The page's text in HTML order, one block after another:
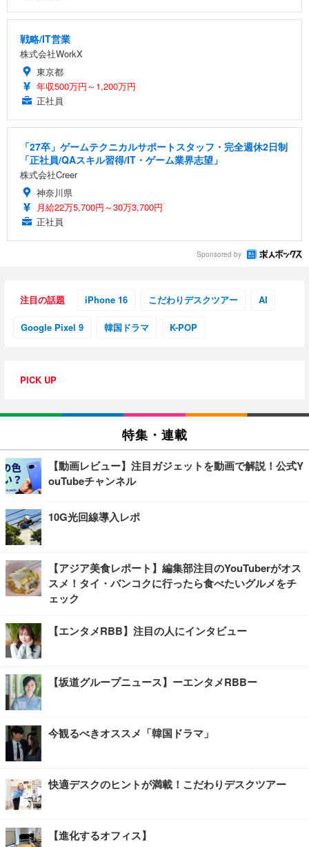
戦略/IT営業
株式会社WorkX
東京都
年収500万円～1,200万円
正社員
「27卒」ゲームテクニカルサポートスタッフ・完全週休2日制
「正社員/QAスキル習得/IT・ゲーム業界志望」
株式会社Creer
神奈川県
月給22万5,700円～30万3,700円
正社員
Sponsored by
注目の話題 iPhone 16 こだわりデスクツアー AI
Google Pixel 9 韓国ドラマ K-POP
PICK UP
特集・連載
【動画レビュー】注目ガジェットを動画で解説！公式Y
ouTubeチャンネル
10G光回線導入レポ
【アジア美食レポート】編集部注目のYouTuberがオス
スメ！タイ・バンコクに行ったら食べたいグルメをチ
ェック
【エンタメRBB】注目の人にインタビュー
【坂道グループニュース】ーエンタメRBBー
今観るべきオススメ「韓国ドラマ」
快適デスクのヒントが満載！こだわりデスクツアー
【進化するオフィス】